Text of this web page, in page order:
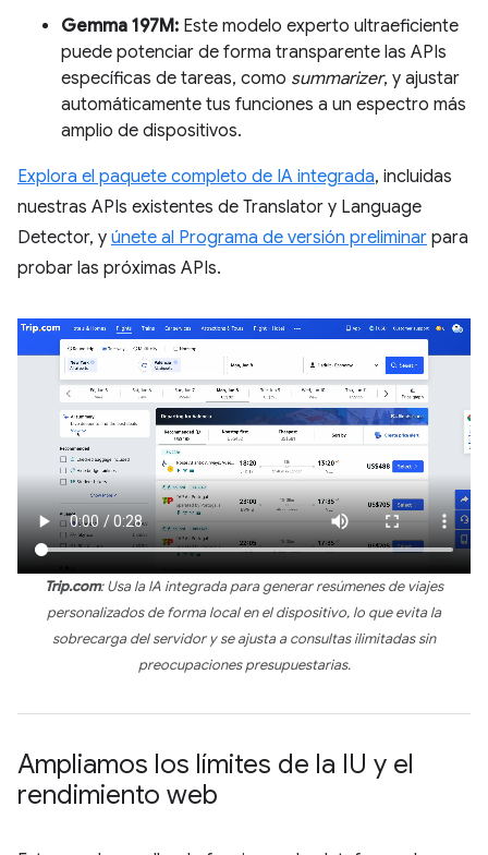
Gemma 197M: Este modelo experto ultraeficiente
puede potenciar de forma transparente las APIs
específicas de tareas, como summarizer, y ajustar
automáticamente tus funciones a un espectro más
amplio de dispositivos.
Explora el paquete completo de IA integrada, incluidas
nuestras APIs existentes de Translator y Language
Detector, y únete al Programa de versión preliminar para
probar las próximas APIs.
Trip.com: Usa la IA integrada para generar resúmenes de viajes
personalizados de forma local en el dispositivo, lo que evita la
sobrecarga del servidor y se ajusta a consultas ilimitadas sin
preocupaciones presupuestarias.
Ampliamos los límites de la IU y el
rendimiento web